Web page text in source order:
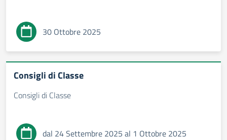
30 Ottobre 2025
Consigli di Classe
Consigli di Classe
dal 24 Settembre 2025 al 1 Ottobre 2025